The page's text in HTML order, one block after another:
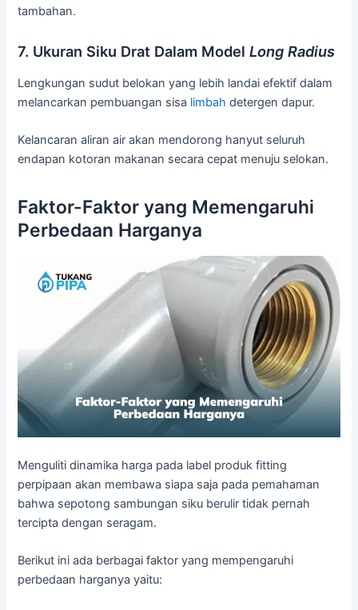
tambahan.
7. Ukuran Siku Drat Dalam ModelLong Radius
Lengkungan sudut belokan yang lebih landai efektif dalam
melancarkan pembuangan sisa limbah detergen dapur.
Kelancaran aliran air akan mendorong hanyut seluruh
endapan kotoran makanan secara cepat menuju selokan.
Faktor-Faktor yang Memengaruhi
Perbedaan Harganya
Menguliti dinamika harga pada label produk fitting
perpipaan akan membawa siapa saja pada pemahaman
bahwa sepotong sambungan siku berulir tidak pernah
tercipta dengan seragam.
Berikut ini ada berbagai faktor yang mempengaruhi
perbedaan harganya yaitu: